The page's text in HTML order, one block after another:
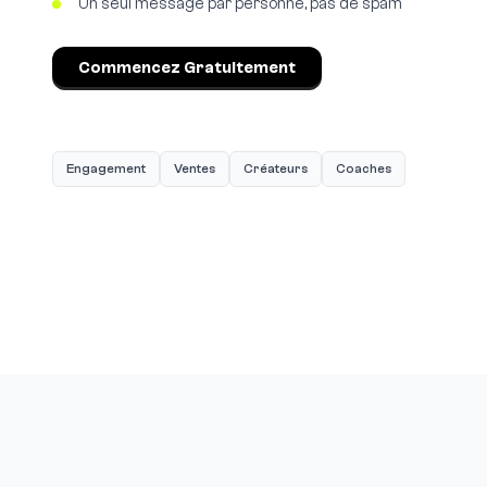
Un seul message par personne, pas de spam
Commencez Gratuitement
Engagement Ventes Créateurs Coaches